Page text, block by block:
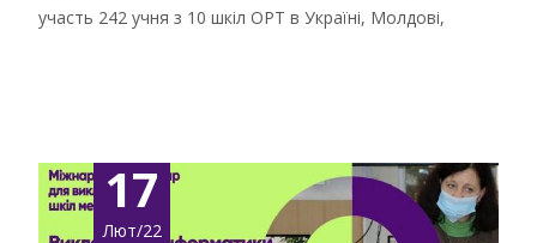
участь 242 учня з 10 шкіл ОРТ в Україні, Молдові,
17
Лют/22